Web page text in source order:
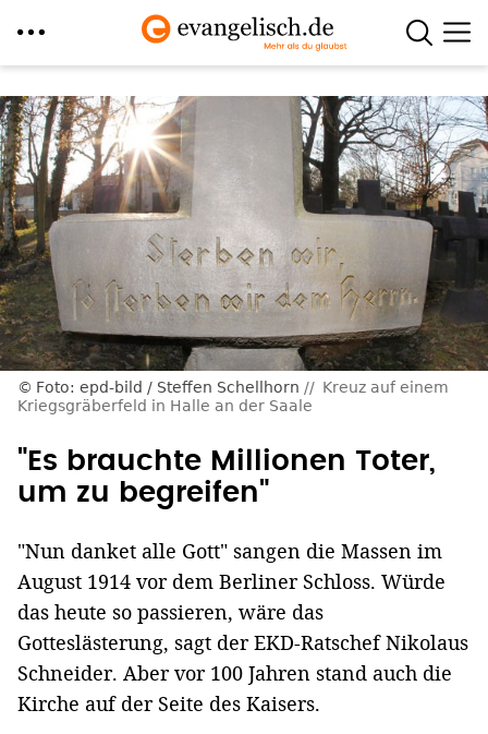
zum
Inhalt
Foto: epd-bild / Steffen Schellhorn
Kreuz auf einem
Kriegsgräberfeld in Halle an der Saale
"Es brauchte Millionen Toter,
um zu begreifen"
"Nun danket alle Gott" sangen die Massen im
August 1914 vor dem Berliner Schloss. Würde
das heute so passieren, wäre das
Gotteslästerung, sagt der EKD-Ratschef Nikolaus
Schneider. Aber vor 100 Jahren stand auch die
Kirche auf der Seite des Kaisers.